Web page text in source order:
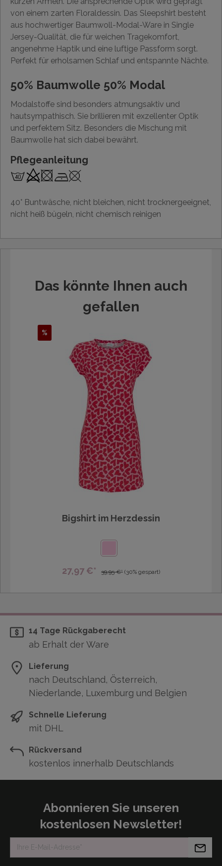
von einem zarten Floraldessin. Das Sleepshirt besteht
aus hochwertiger Baumwoll-Modal-Ware in Single
Jersey-Qualität, die für weichen Tragekomfort,
angenehme Haptik und eine luftige Passform sorgt.
Perfekt für erholsamen Schlaf und entspannte Nächte.
50% Baumwolle 50% Modal
Modalstoffe sind besonders atmungsaktiv und
hautsympathisch. Sie brillieren mit exzellenter Optik
und perfektem Sitz. Besonders die Mischung mit
Baumwolle hat sich dabei bewährt.
Pflegeanleitung
40° Buntwäsche, nicht bleichen, nicht trocknergeeignet,
nicht heiß bügeln, nicht chemisch reinigen
Das könnte Ihnen auch
gefallen
%
Bigshirt im Herzdessin
27,97 €* 39,95 €* (30% gespart)
14 Tage Rückgaberecht
ab Erhalt der Ware
Lieferung
nach Deutschland, Österreich,
Niederlande, Luxemburg und Belgien
Schnelle Lieferung
mit DHL
Rückversand
kostenlos innerhalb Deutschlands
Abonnieren Sie unseren
kostenlosen Newsletter!